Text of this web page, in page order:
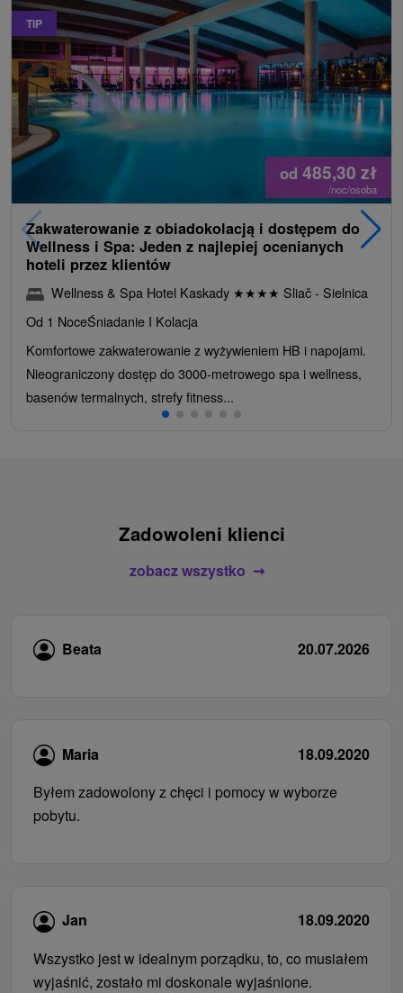
TIP
od 485,30 zł
/noc/osoba
Zakwaterowanie z obiadokolacją i dostępem do
Wellness i Spa: Jeden z najlepiej ocenianych
hoteli przez klientów
Wellness & Spa Hotel Kaskady ★★★★ Sliač - Sielnica
Od 1 NoceŚniadanie I Kolacja
Komfortowe zakwaterowanie z wyżywieniem HB i napojami.
Nieograniczony dostęp do 3000-metrowego spa i wellness,
basenów termalnych, strefy fitness...
Zadowoleni klienci
zobacz wszystko
Beata 20.07.2026
Maria
18.09.2020
Byłem zadowolony z chęci i pomocy w wyborze
pobytu.
Jan
18.09.2020
Wszystko jest w idealnym porządku, to, co musiałem
wyjaśnić, zostało mi doskonale wyjaśnione.